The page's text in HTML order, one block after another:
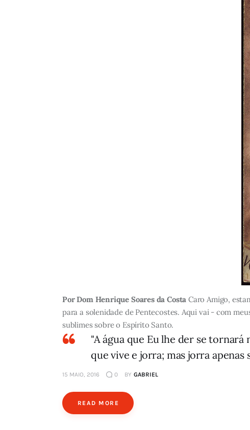
Por Dom Henrique Soares da Costa Caro Amigo,
para a solenidade de Pentecostes. Aqui vai - com
sublimes sobre o Espírito Santo.
"A água que Eu lhe der se tornará
que vive e jorra; mas jorra apenas
15 MAIO, 2016 0 BY GABRIEL
READ MORE